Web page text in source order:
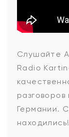
Ани
-
Слушайте
Radio
Германии.
находились!